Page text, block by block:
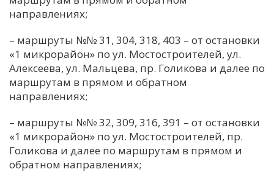
направлениях;
– маршруты №№ 31, 304, 318, 403 – от остановки
«1 микрорайон» по ул. Мостостроителей, ул.
Алексеева, ул. Мальцева, пр. Голикова и далее по
маршрутам в прямом и обратном
направлениях;
– маршруты №№ 32, 309, 316, 391 – от остановки
«1 микрорайон» по ул. Мостостроителей, пр.
Голикова и далее по маршрутам в прямом и
обратном направлениях;